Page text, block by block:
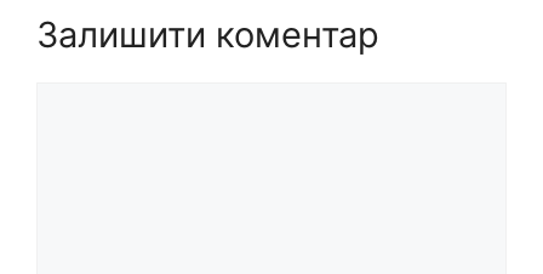
Залишити коментар